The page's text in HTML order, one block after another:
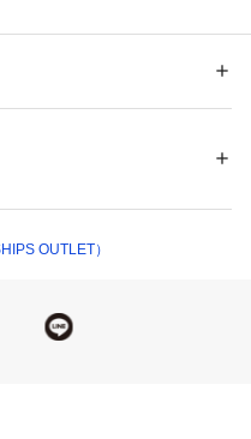
シャツとしてワードローブ
ォルミコラ)
外にも新しく、2008年に
OUTLET）